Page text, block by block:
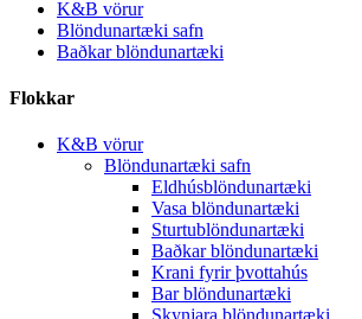
K&B vörur
Blöndunartæki safn
Baðkar blöndunartæki
Flokkar
K&B vörur
Blöndunartæki safn
Eldhúsblöndunartæki
Vasa blöndunartæki
Sturtublöndunartæki
Baðkar blöndunartæki
Krani fyrir þvottahús
Bar blöndunartæki